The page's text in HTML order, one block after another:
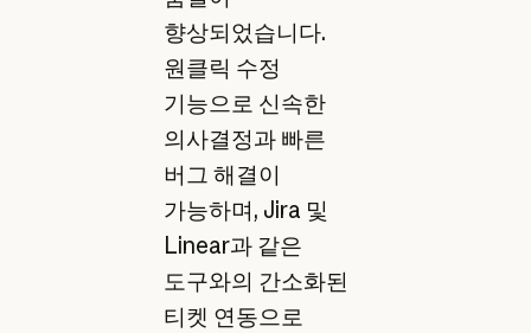
향상되었습니다.
원클릭 수정
기능으로 신속한
의사결정과 빠른
버그 해결이
가능하며, Jira 및
Linear과 같은
도구와의 간소화된
티켓 연동으로